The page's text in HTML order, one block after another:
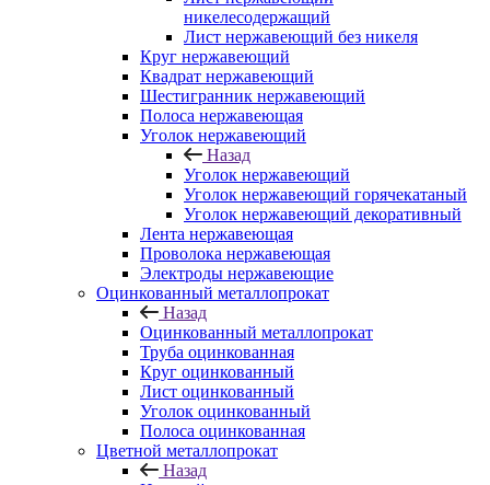
никелесодержащий
Лист нержавеющий без никеля
Круг нержавеющий
Квадрат нержавеющий
Шестигранник нержавеющий
Полоса нержавеющая
Уголок нержавеющий
Назад
Уголок нержавеющий
Уголок нержавеющий горячекатаный
Уголок нержавеющий декоративный
Лента нержавеющая
Проволока нержавеющая
Электроды нержавеющие
Оцинкованный металлопрокат
Назад
Оцинкованный металлопрокат
Труба оцинкованная
Круг оцинкованный
Лист оцинкованный
Уголок оцинкованный
Полоса оцинкованная
Цветной металлопрокат
Назад